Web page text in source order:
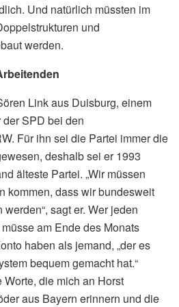
Und natürlich müssten im
und
werden.
Link aus Duisburg, einem
SPD bei den
Für ihn sei die Partei immer die
deshalb sei er 1993
älteste Partei. „Wir müssen
kommen, dass wir bundesweit
sagt er. Wer jeden
am Ende des Monats
haben als jemand, „der es
bequem gemacht hat.“
die mich an Horst
aus Bayern erinnern und die